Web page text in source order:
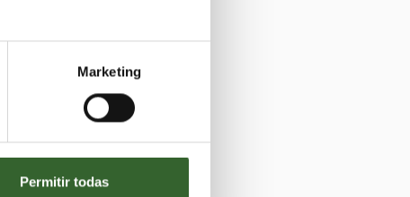
Marketing
Permitir todas